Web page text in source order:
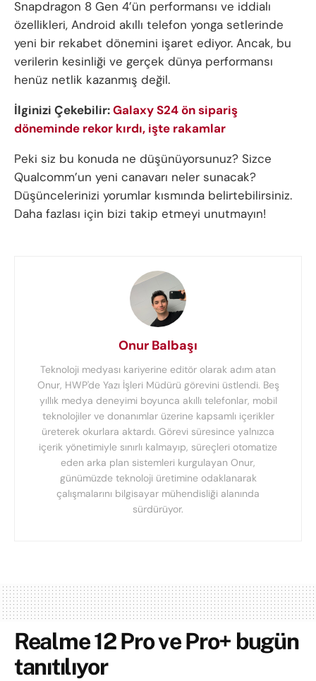
Snapdragon 8 Gen 4’ün performansı ve iddialı
özellikleri, Android akıllı telefon yonga setlerinde
yeni bir rekabet dönemini işaret ediyor. Ancak, bu
verilerin kesinliği ve gerçek dünya performansı
henüz netlik kazanmış değil.
İlginizi Çekebilir:Galaxy S24 ön sipariş
döneminde rekor kırdı, işte rakamlar
Peki siz bu konuda ne düşünüyorsunuz? Sizce
Qualcomm’un yeni canavarı neler sunacak?
Düşüncelerinizi yorumlar kısmında belirtebilirsiniz.
Daha fazlası için bizi takip etmeyi unutmayın!
Onur Balbaşı
Teknoloji medyası kariyerine editör olarak adım atan
Onur, HWP'de Yazı İşleri Müdürü görevini üstlendi. Beş
yıllık medya deneyimi boyunca akıllı telefonlar, mobil
teknolojiler ve donanımlar üzerine kapsamlı içerikler
üreterek okurlara aktardı. Görevi süresince yalnızca
içerik yönetimiyle sınırlı kalmayıp, süreçleri otomatize
eden arka plan sistemleri kurgulayan Onur,
günümüzde teknoloji üretimine odaklanarak
çalışmalarını bilgisayar mühendisliği alanında
sürdürüyor.
Realme 12 Pro ve Pro+ bugün
tanıtılıyor